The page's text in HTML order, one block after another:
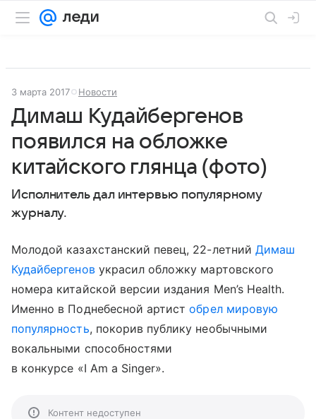
3 марта 2017 Новости
Димаш Кудайбергенов
появился на обложке
китайского глянца (фото)
Исполнитель дал интервью популярному
журналу.
Молодой казахстанский певец, 22-летний Димаш
Кудайбергеновукрасил обложку мартовского
номера китайской версии издания Men’s Health.
Именно в Поднебесной артистобрел мировую
популярность, покорив публику необычными
вокальными способностями
в конкурсе «I Am a Singer».
Контент недоступен